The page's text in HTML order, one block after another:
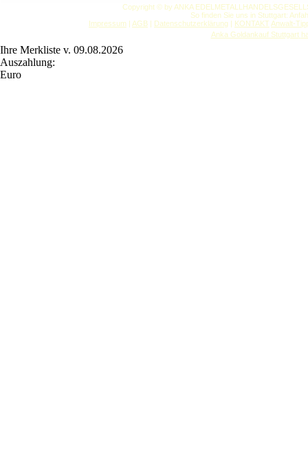
Copyright © by ANKA
So finden Sie uns in Stuttgart:
Impressum | AGB | Datenschutzerklärung | KONTAKT Anwalt-
Anka Goldankauf Stuttgart
Ihre Merkliste v. 09.08.2026
Auszahlung:
Euro